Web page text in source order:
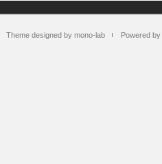
Theme designed by mono-lab Powered